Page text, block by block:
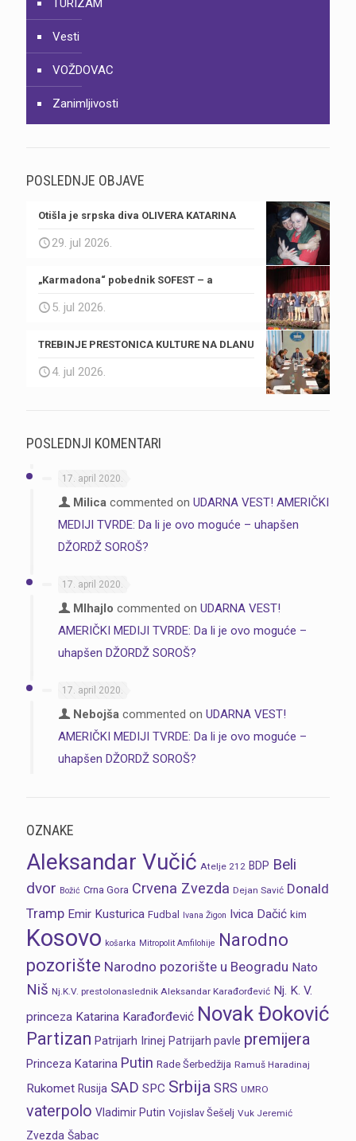
TURIZAM
Vesti
VOŽDOVAC
Zanimljivosti
POSLEDNJE OBJAVE
Otišla je srpska diva OLIVERA KATARINA
29. jul 2026.
„Karmadona“ pobednik SOFEST – a
5. jul 2026.
TREBINJE PRESTONICA KULTURE NA DLANU
4. jul 2026.
POSLEDNJI KOMENTARI
17. april 2020.
Milica commented on UDARNA VEST! AMERIČKI
MEDIJI TVRDE: Da li je ovo moguće – uhapšen
DŽORDŽ SOROŠ?
17. april 2020.
MIhajlo commented on UDARNA VEST!
AMERIČKI MEDIJI TVRDE: Da li je ovo moguće –
uhapšen DŽORDŽ SOROŠ?
17. april 2020.
Nebojša commented on UDARNA VEST!
AMERIČKI MEDIJI TVRDE: Da li je ovo moguće –
uhapšen DŽORDŽ SOROŠ?
OZNAKE
Aleksandar Vučić Atelje 212 BDP Beli
dvor Božić Crna Gora Crvena Zvezda Dejan Savić Donald
Tramp Emir Kusturica Fudbal Ivana Žigon Ivica Dačić kim
Kosovo košarka Mitropolit Amfilohije Narodno
pozorište Narodno pozorište u Beogradu Nato
Niš Nj.K.V. prestolonaslednik Aleksandar Karađorđević Nj. K. V.
princeza Katarina Karađorđević Novak Đoković
Partizan Patrijarh Irinej Patrijarh pavle premijera
Princeza Katarina Putin Rade Šerbedžija Ramuš Haradinaj
Rukomet Rusija SAD SPC Srbija SRS UMRO
vaterpolo Vladimir Putin Vojislav Šešelj Vuk Jeremić
Zvezda Šabac